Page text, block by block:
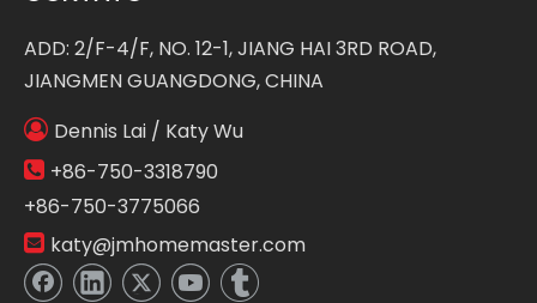
ADD: 2/F-4/F, NO. 12-1, JIANG HAI 3RD ROAD,
JIANGMEN GUANGDONG, CHINA
 Dennis Lai / Katy Wu
 +86-750-3318790
+86-750-3775066
 katy@jmhomemaster.com